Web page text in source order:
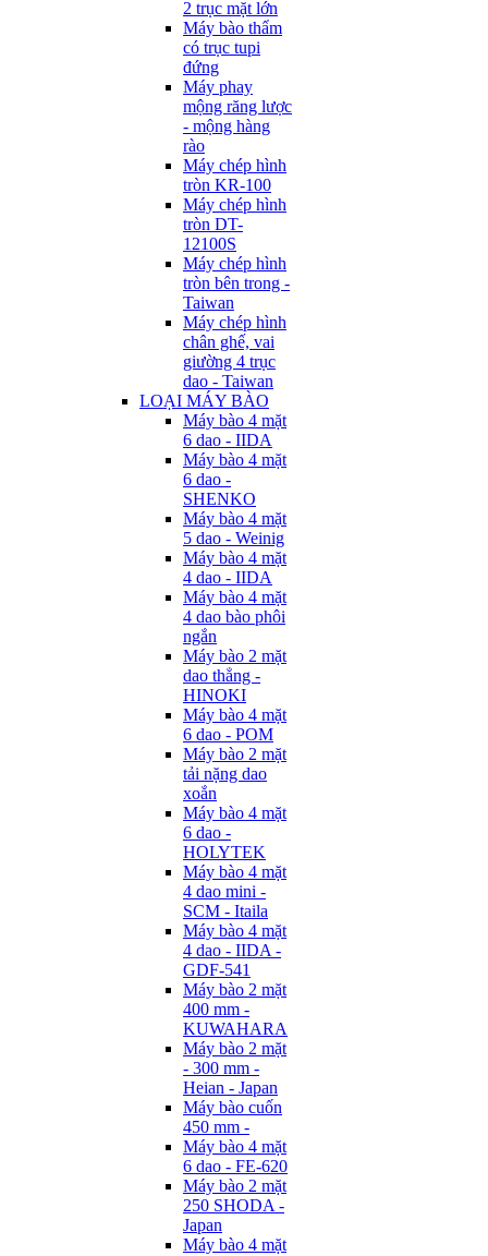
2 trục mặt lớn
Máy bào thẩm
có trục tupi
đứng
Máy phay
mộng răng lược
- mộng hàng
rào
Máy chép hình
tròn KR-100
Máy chép hình
tròn DT-
12100S
Máy chép hình
tròn bên trong -
Taiwan
Máy chép hình
chân ghế, vai
giường 4 trục
dao - Taiwan
LOẠI MÁY BÀO
Máy bào 4 mặt
6 dao - IIDA
Máy bào 4 mặt
6 dao -
SHENKO
Máy bào 4 mặt
5 dao - Weinig
Máy bào 4 mặt
4 dao - IIDA
Máy bào 4 mặt
4 dao bào phôi
ngắn
Máy bào 2 mặt
dao thẳng -
HINOKI
Máy bào 4 mặt
6 dao - POM
Máy bào 2 mặt
tải nặng dao
xoắn
Máy bào 4 mặt
6 dao -
HOLYTEK
Máy bào 4 mặt
4 dao mini -
SCM - Itaila
Máy bào 4 mặt
4 dao - IIDA -
GDF-541
Máy bào 2 mặt
400 mm -
KUWAHARA
Máy bào 2 mặt
- 300 mm -
Heian - Japan
Máy bào cuốn
450 mm -
Máy bào 4 mặt
6 dao - FE-620
Máy bào 2 mặt
250 SHODA -
Japan
Máy bào 4 mặt